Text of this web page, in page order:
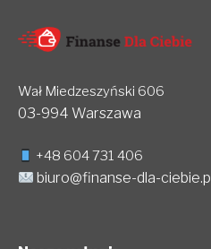
Wał Miedzeszyński 606
03-994 Warszawa
+48 604 731 406
biuro@finanse-dla-ciebie.pl